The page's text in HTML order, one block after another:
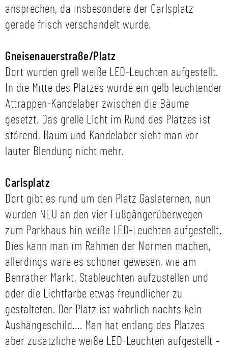
ansprechen, da insbesondere der Carlsplatz
gerade frisch verschandelt wurde.
Gneisenauerstraße/Platz
Dort wurden grell weiße LED-Leuchten aufgestellt.
In die Mitte des Platzes wurde ein gelb leuchtender
Attrappen-Kandelaber zwischen die Bäume
gesetzt. Das grelle Licht im Rund des Platzes ist
störend, Baum und Kandelaber sieht man vor
lauter Blendung nicht mehr.
Carlsplatz
Dort gibt es rund um den Platz Gaslaternen, nun
wurden NEU an den vier Fußgängerüberwegen
zum Parkhaus hin weiße LED-Leuchten aufgestellt.
Dies kann man im Rahmen der Normen machen,
allerdings wäre es schöner gewesen, wie am
Benrather Markt, Stableuchten aufzustellen und
oder die Lichtfarbe etwas freundlicher zu
gestalteten. Der Platz ist wahrlich nachts kein
Aushängeschild…. Man hat entlang des Platzes
aber zusätzliche weiße LED-Leuchten aufgestellt –